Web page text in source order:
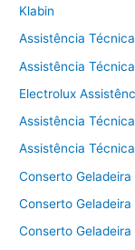
Klabin
Assistência
Assistência
Electrolux
Assistência
Assistência
Conserto
Conserto
Conserto